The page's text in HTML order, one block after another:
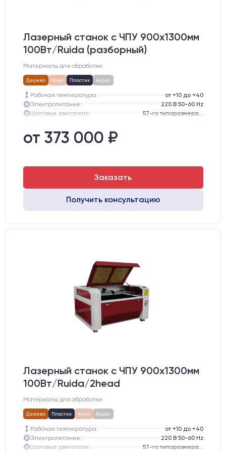
Лазерный станок c ЧПУ 900х1300мм
100Вт/Ruida (разборный)
Материалы для обработки:
Дерево Кожа Пластик Акрил
Рабочая температура:
от +10 до +40
Электропитание:
220 В 50-60 Hz
Шаговые двигатели:
Направляющие оси Y:
Направляющие оси Х:
от 373 000 ₽
Заказать
Получить консультацию
Лазерный станок c ЧПУ 900х1300мм
100Вт/Ruida/2head
Материалы для обработки:
Дерево Пластик Кожа Акрил
Рабочая температура:
от +10 до +40
Электропитание:
220 В 50-60 Hz
Шаговые двигатели: